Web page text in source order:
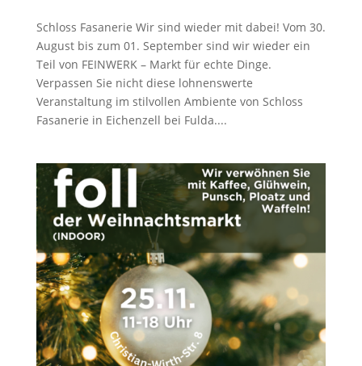
Schloss Fasanerie Wir sind wieder mit dabei! Vom 30.
August bis zum 01. September sind wir wieder ein
Teil von FEINWERK – Markt für echte Dinge.
Verpassen Sie nicht diese lohnenswerte
Veranstaltung im stilvollen Ambiente von Schloss
Fasanerie in Eichenzell bei Fulda....